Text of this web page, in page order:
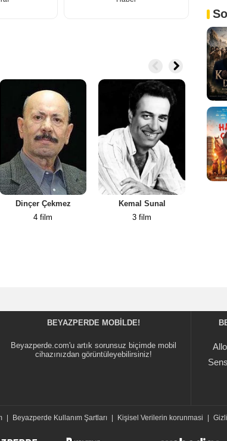
Dinçer Çekmez
4 film
Kemal Sunal
3 film
BEYAZPERDE MOBILDE!
Beyazperde.com'u artık sorunsuz biçimde mobil
cihazınızdan görüntüleyebilirsiniz!
| Beyazperde Kullanım Şartları | Kişisel Verilerin korunmasi |